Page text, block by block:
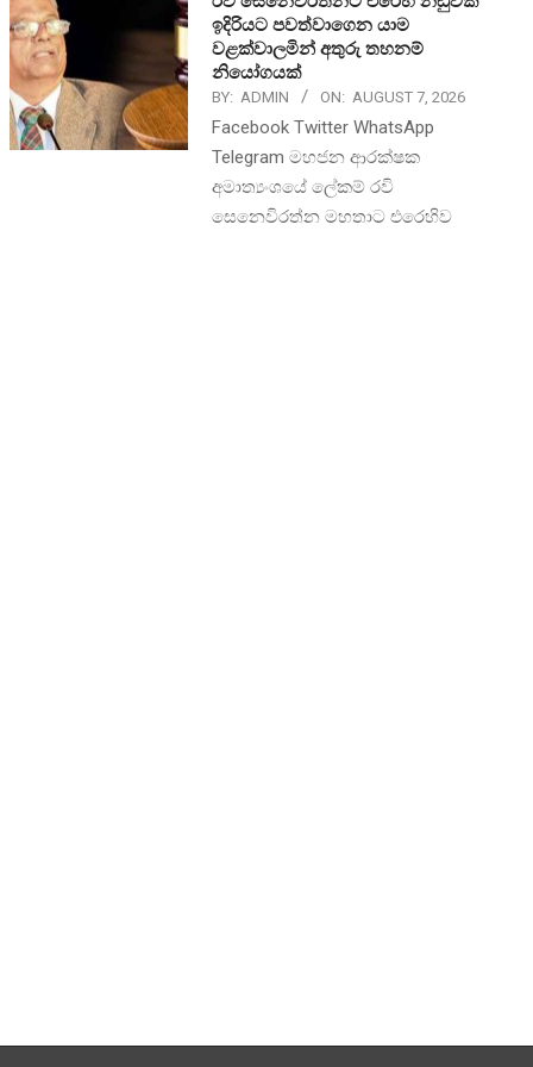
ඉදිරියට පවත්වාගෙන යාම
වළක්වාලමින් අතුරු තහනම්
නියෝගයක්
BY: ADMIN ON: AUGUST 7, 2026
Facebook Twitter WhatsApp
Telegram මහජන ආරක්ෂක
අමාත්‍යංශයේ ලේකම් රවි
සෙනෙවිරත්න මහතාට එරෙහිව